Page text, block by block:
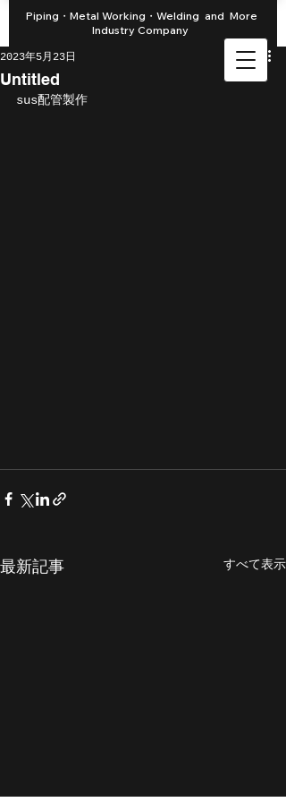
Piping・Metal Working・Welding and More
Industry Company
Untitled
2023年5月23日
sus配管製作
最新記事 すべて表示